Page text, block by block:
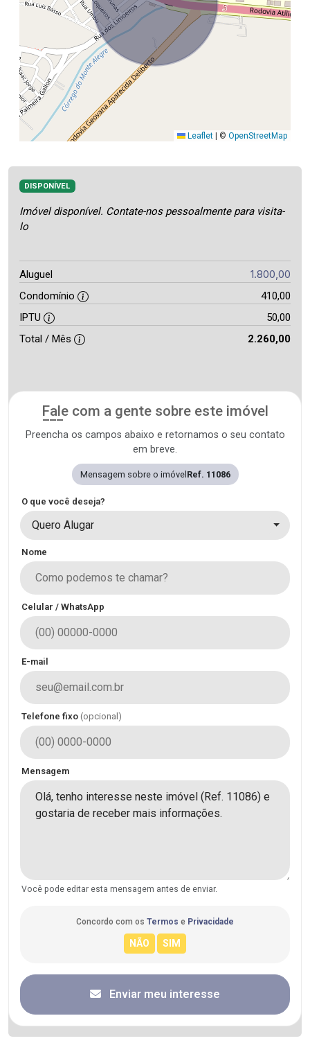
Leaflet | © OpenStreetMap
DISPONÍVEL
Imóvel disponível. Contate-nos pessoalmente para visita-
lo
Aluguel 1.800,00
Condomínio
410,00
IPTU
50,00
Total / Mês
2.260,00
Fale com a gente sobre este imóvel
Preencha os campos abaixo e retornamos o seu contato
em breve.
Mensagem sobre o imóvelRef. 11086
O que você deseja?
Quero Alugar
Nome
Celular / WhatsApp
E-mail
Telefone fixo (opcional)
Mensagem
Você pode editar esta mensagem antes de enviar.
Concordo com os Termos e Privacidade
Enviar meu interesse